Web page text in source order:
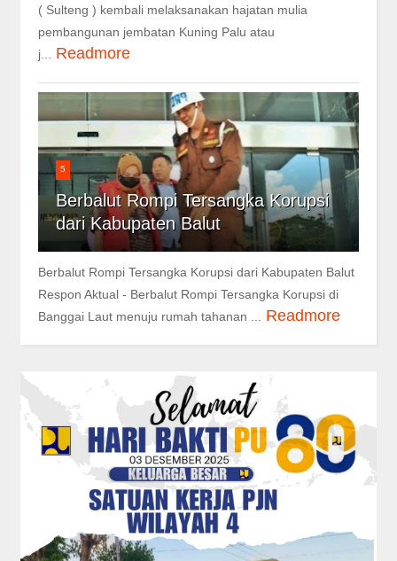
( Sulteng ) kembali melaksanakan hajatan mulia
pembangunan jembatan Kuning Palu atau
j... Readmore
5
Berbalut Rompi Tersangka Korupsi
dari Kabupaten Balut
Berbalut Rompi Tersangka Korupsi dari Kabupaten Balut
Respon Aktual - Berbalut Rompi Tersangka Korupsi di
Banggai Laut menuju rumah tahanan ... Readmore